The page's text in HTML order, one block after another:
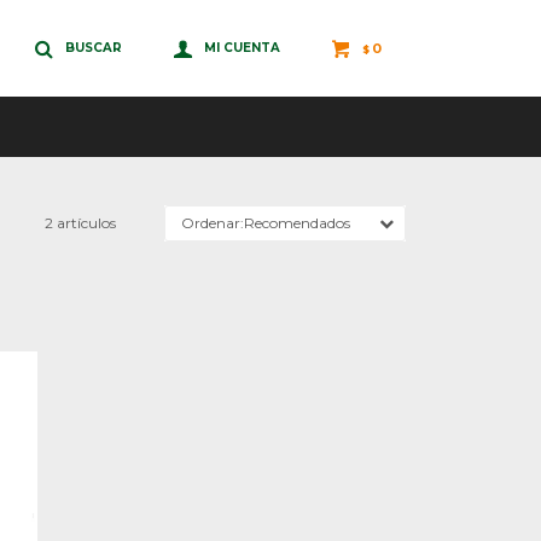
$ 0
2 artículos Recomendados